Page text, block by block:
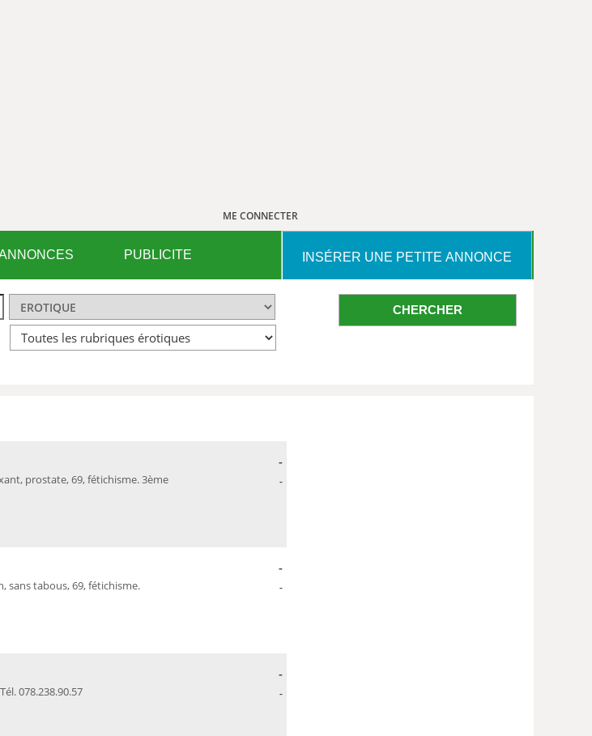
ME CONNECTER
PUBLICITE INSÉRER UNE PETITE ANNONCE
CHERCHER
-
-
prostate, 69, fétichisme. 3ème
-
-
sans tabous, 69, fétichisme.
-
-
078.238.90.57